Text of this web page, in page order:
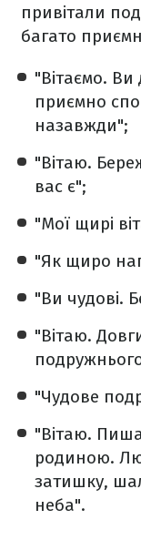
привітали
багато
"Вітаємо.
приємно
назавжди";
"Вітаю.
вас є";
"Мої щирі
"Як щиро
"Ви чудові.
"Вітаю.
"Чудове
"Вітаю.
родиною.
затишку,
неба".